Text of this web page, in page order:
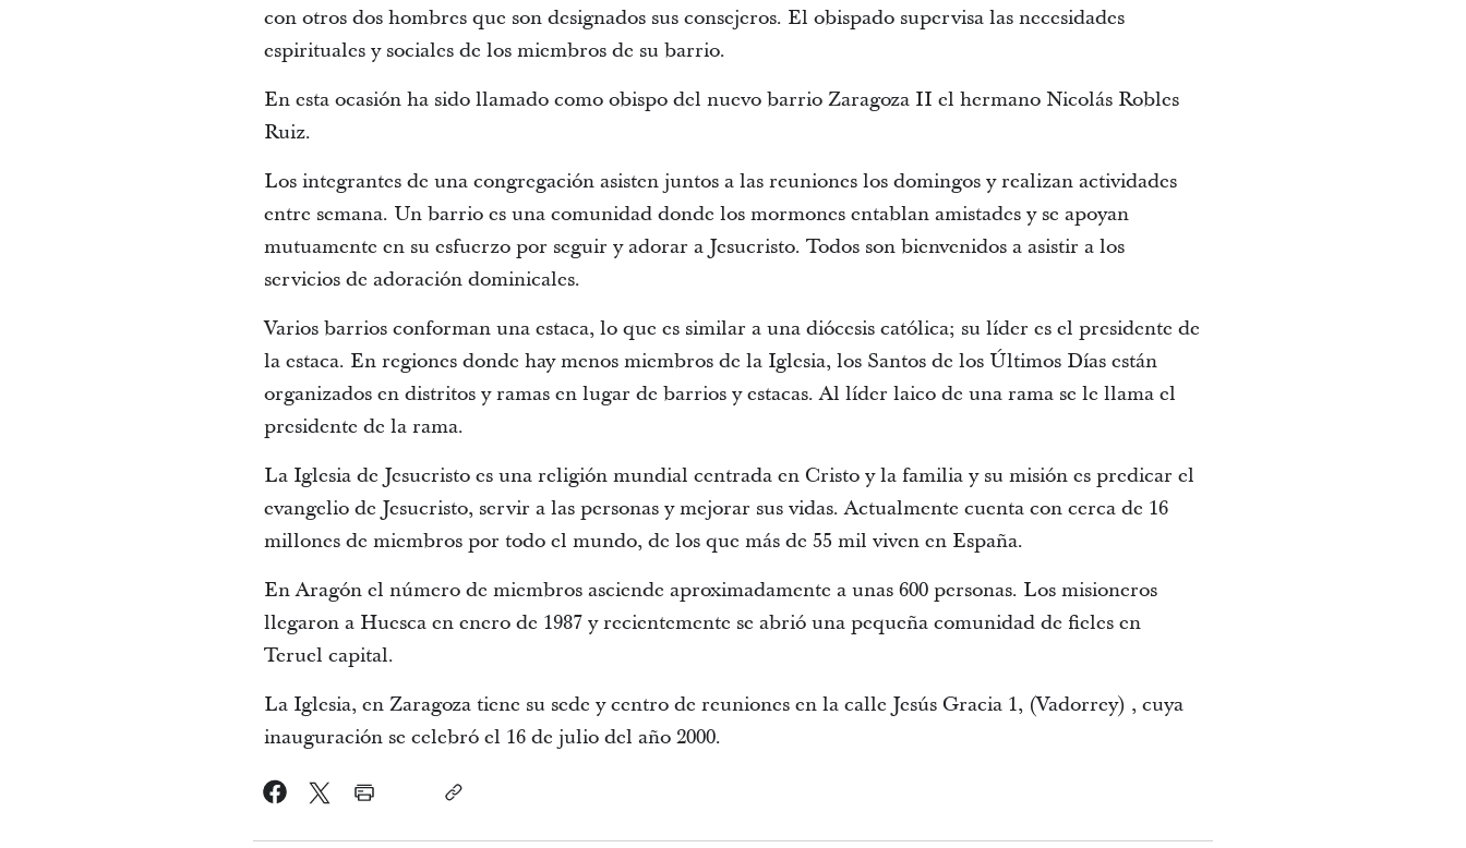
con otros dos hombres que son designados sus consejeros. El obispado supervisa las necesidades
espirituales y sociales de los miembros de su barrio.
En esta ocasión ha sido llamado como obispo del nuevo barrio Zaragoza II el hermano Nicolás Robles
Ruiz.
Los integrantes de una congregación asisten juntos a las reuniones los domingos y realizan actividades
entre semana. Un barrio es una comunidad donde los mormones entablan amistades y se apoyan
mutuamente en su esfuerzo por seguir y adorar a Jesucristo. Todos son bienvenidos a asistir a los
servicios de adoración dominicales.
Varios barrios conforman una estaca, lo que es similar a una diócesis católica; su líder es el presidente de
la estaca. En regiones donde hay menos miembros de la Iglesia, los Santos de los Últimos Días están
organizados en distritos y ramas en lugar de barrios y estacas. Al líder laico de una rama se le llama el
presidente de la rama.
La Iglesia de Jesucristo es una religión mundial centrada en Cristo y la familia y su misión es predicar el
evangelio de Jesucristo, servir a las personas y mejorar sus vidas. Actualmente cuenta con cerca de 16
millones de miembros por todo el mundo, de los que más de 55 mil viven en España.
En Aragón el número de miembros asciende aproximadamente a unas 600 personas. Los misioneros
llegaron a Huesca en enero de 1987 y recientemente se abrió una pequeña comunidad de fieles en
Teruel capital.
La Iglesia, en Zaragoza tiene su sede y centro de reuniones en la calle Jesús Gracia 1, (Vadorrey) , cuya
inauguración se celebró el 16 de julio del año 2000.